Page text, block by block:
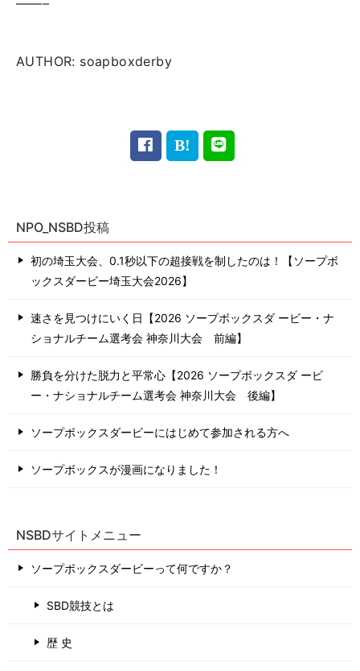
——–
AUTHOR: soapboxderby
NPO_NSBD投稿
初の埼玉大会、0.1秒以下の超接戦を制したのは！【ソープボ
ックスダービー埼玉大会2026】
速さを見つけにいく日【2026 ソープボックスダ ービー・ナ
ショナルチーム選考会 神奈川⼤会 前編】
勝負を分けた脱力と平常心【2026 ソープボックスダ ービ
ー・ナショナルチーム選考会 神奈川⼤会 後編】
ソープボックスダービーにはじめて参加される方へ
ソープボックスが漫画になりました！
NSBDサイトメニュー
ソープボックスダービーって何ですか？
SBD競技とは
歴 史